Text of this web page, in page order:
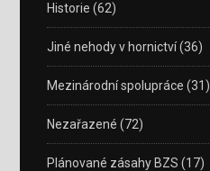
Historie (62)
Jiné nehody v hornictví(36)
Mezinárodní spolupráce (31)
Nezařazené (72)
Plánované zásahy BZS (17)